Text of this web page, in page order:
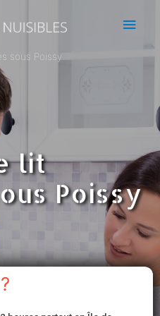
sous Poissy
lit
Poissy